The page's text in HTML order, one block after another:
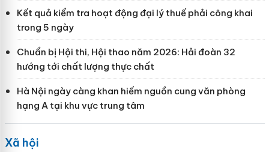
Kết quả kiểm tra hoạt động đại lý thuế phải công khai
trong 5 ngày
Chuẩn bị Hội thi, Hội thao năm 2026: Hải đoàn 32
hướng tới chất lượng thực chất
Hà Nội ngày càng khan hiếm nguồn cung văn phòng
hạng A tại khu vực trung tâm
Xã hội